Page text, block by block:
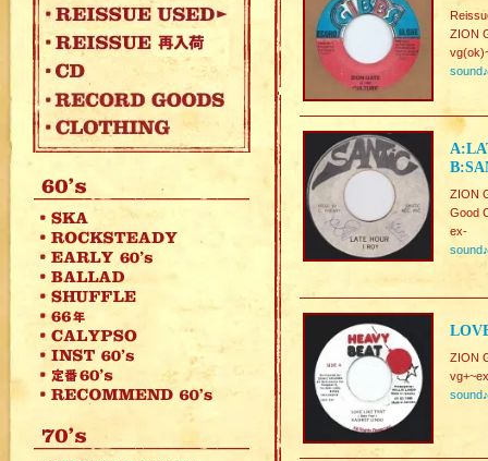
ZION
sound♪
ZION
Good
ex-
sound♪
ZION
sound♪